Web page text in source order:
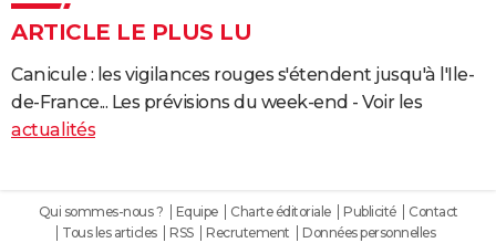
ARTICLE LE PLUS LU
Canicule : les vigilances rouges s'étendent jusqu'à l'Ile-
de-France... Les prévisions du week-end - Voir les
actualités
Qui sommes-nous ? Equipe Charte éditoriale Publicité
Contact
Tous les articles
RSS Recrutement
Données personnelles